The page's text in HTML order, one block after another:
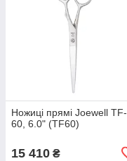
Ножиці прямі Joewell TF-
60, 6.0" (TF60)
15 410 ₴